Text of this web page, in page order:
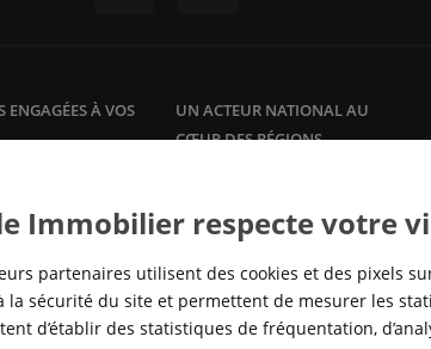
ENGAGÉES À VOS
avec des
sur mesure :
syndic de
UN ACTEUR NATIONAL AU
CŒUR DES RÉGIONS
agglomérations, en adéquation
avec la réalité des marchés locaux
pour répondre à tous les besoins
en logement, de partout en
France.
Immobilier respecte votre
partenaires utilisent des cookies et des pixels
sécurité du site et permettent de mesurer les
d’établir des statistiques de fréquentation,